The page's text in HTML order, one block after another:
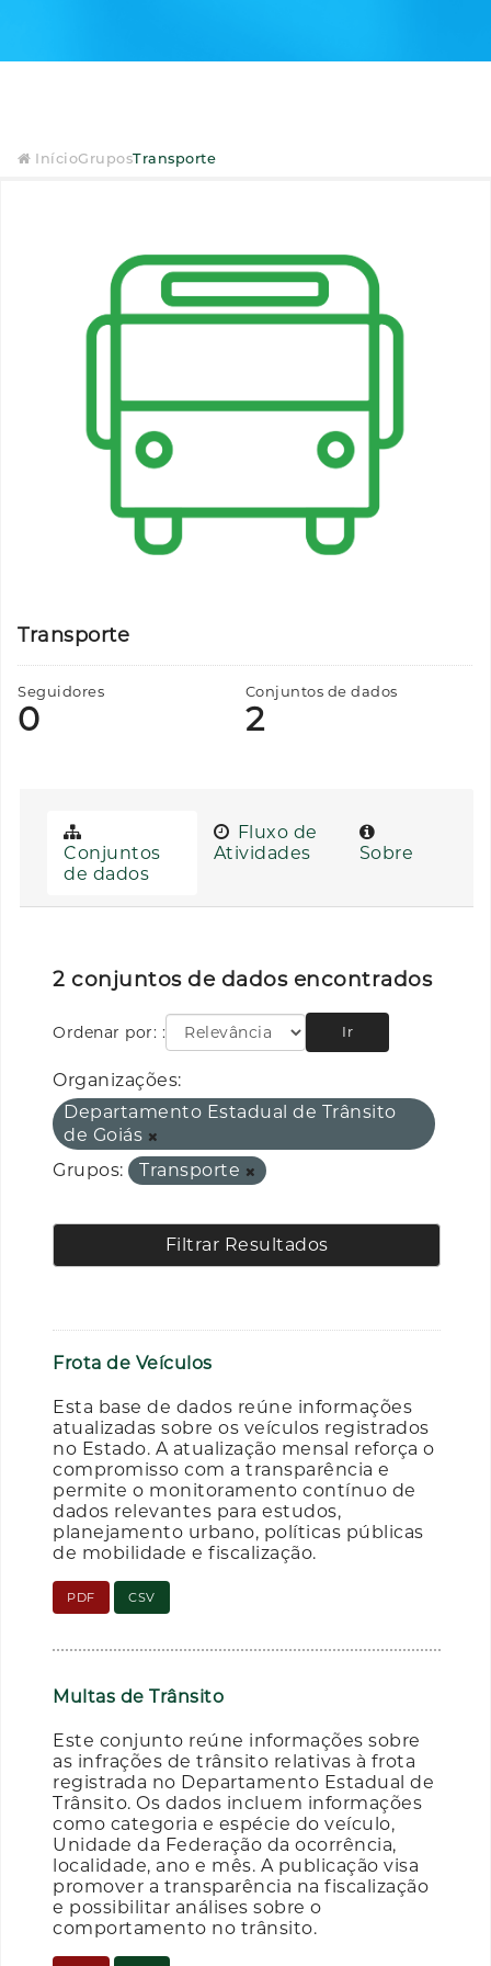
InícioGruposTransporte
Transporte
Seguidores
0
Conjuntos de dados
2
Conjuntos
de dados
Fluxo de
Atividades
Sobre
2 conjuntos de dados encontrados
Ordenar por: Ir
Organizações:
Departamento Estadual de Trânsito
de Goiás
Grupos:
Transporte
Filtrar Resultados
Frota de Veículos
Esta base de dados reúne informações
atualizadas sobre os veículos registrados
no Estado. A atualização mensal reforça o
compromisso com a transparência e
permite o monitoramento contínuo de
dados relevantes para estudos,
planejamento urbano, políticas públicas
de mobilidade e fiscalização.
PDF CSV
Multas de Trânsito
Este conjunto reúne informações sobre
as infrações de trânsito relativas à frota
registrada no Departamento Estadual de
Trânsito. Os dados incluem informações
como categoria e espécie do veículo,
Unidade da Federação da ocorrência,
localidade, ano e mês. A publicação visa
promover a transparência na fiscalização
e possibilitar análises sobre o
comportamento no trânsito.